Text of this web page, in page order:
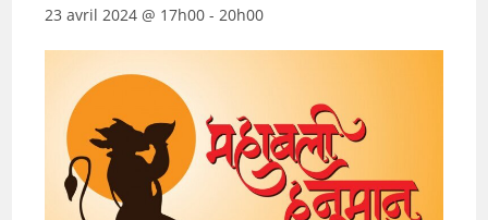
23 avril 2024 @ 17h00 -20h00